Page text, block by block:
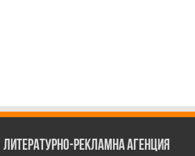
Литературно-рекламна агенция